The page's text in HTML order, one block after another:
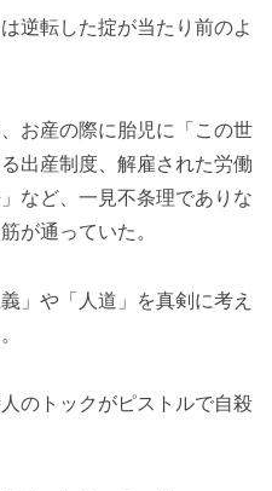
逆転した掟が当たり前のよ
お産の際に胎児に「この世
出産制度、解雇された労働
など、一見不条理でありな
が通っていた。
」や「人道」を真剣に考え
のトックがピストルで自殺